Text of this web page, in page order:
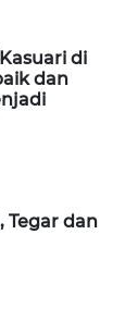
di
dan
Tegar dan